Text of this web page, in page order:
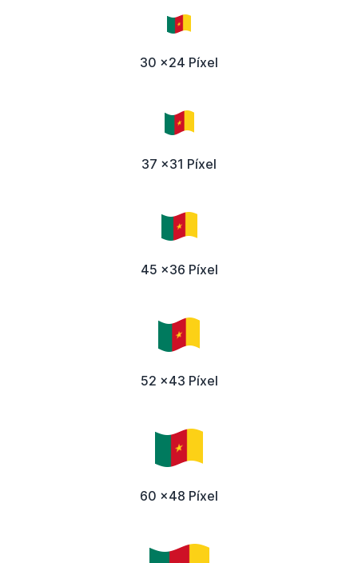
30 x24 Píxel
37 x31 Píxel
45 x36 Píxel
52 x43 Píxel
60 x48 Píxel